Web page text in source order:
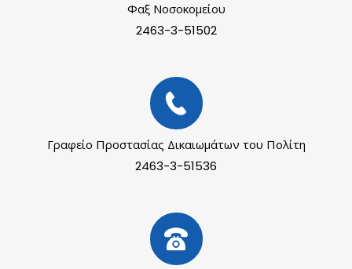
Φαξ Νοσοκομείου
2463-3-51502
Γραφείο Προστασίας Δικαιωμάτων του Πολίτη
2463-3-51536